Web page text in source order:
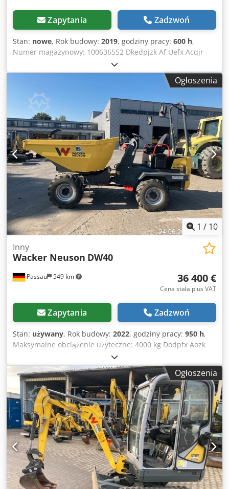
Zapytania Zadzwoń
Stan: nowe, Rok budowy: 2019, godziny pracy: 600 h,
Numer magazynowy: 100636552 Dkedpjzk Af Uefx Acqjr
Wymiary do transportu (długość x szerokość x wysokość): 0
x 0 x 0 ---- Lokalizacja: Drezno
Ogłoszenia
1 / 10
Passau 549 km
Inny
Wacker Neuson DW40
36 400 €
Cena stała plus VAT
Zapytania Zadzwoń
Stan: używany, Rok budowy: 2022, godziny pracy: 950 h,
Maksymalne obciążenie użyteczne: 4000 kg Dodpfx Aozk
Abijcqekr Silnik: silnik spalinowy ---- Wersja A 1.0
Wyładowcza skrzynia z obrotowym mechanizmem
przechylania Prędkość jazdy: 25 km/h Lokalizacja:
Würzburg
Ogłoszenia